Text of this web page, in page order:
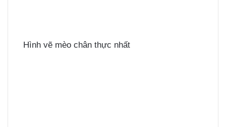
Hình vẽ mèo chân thực nhất